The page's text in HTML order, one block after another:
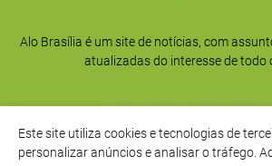
Alo Brasília é um site de notícias, com
atualizadas do interesse de todo
Este site utiliza cookies e tecnologias de
personalizar anúncios e analisar o tráfego.